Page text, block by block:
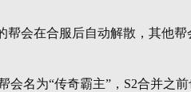
会在合服后自动解散，其他
会名为“传奇霸主”，S2合并之